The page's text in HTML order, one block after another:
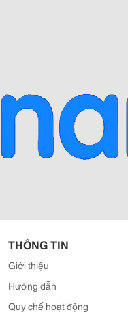
THÔNG TIN
Giới thiệu
Hướng dẫn
Quy chế hoạt động